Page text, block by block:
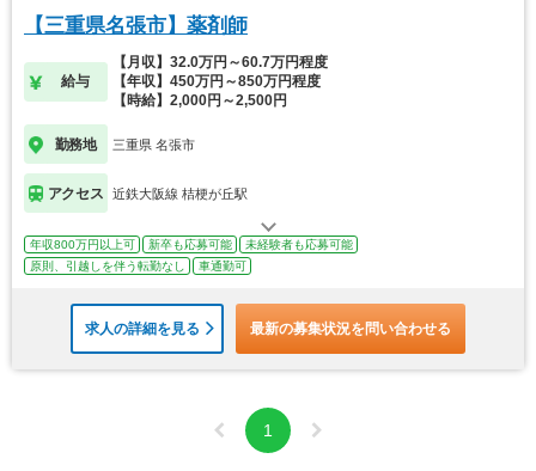
【三重県名張市】薬剤師
給与
【月収】32.0万円～60.7万円程度
【年収】450万円～850万円程度
【時給】2,000円～2,500円
勤務地 三重県 名張市
アクセス 近鉄大阪線 桔梗が丘駅
年収800万円以上可 新卒も応募可能
未経験者も応募可能
原則、引越しを伴う転勤なし
車通勤可
求人の詳細を見る 最新の募集状況を問い合わせる
1